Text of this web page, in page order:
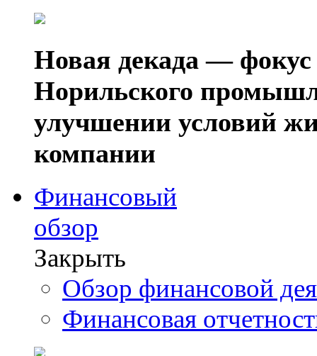
Новая декада — фокус
Норильского
улучшении условий
компании
Финансовый
обзор
Закрыть
Обзор финансовой
Финансовая